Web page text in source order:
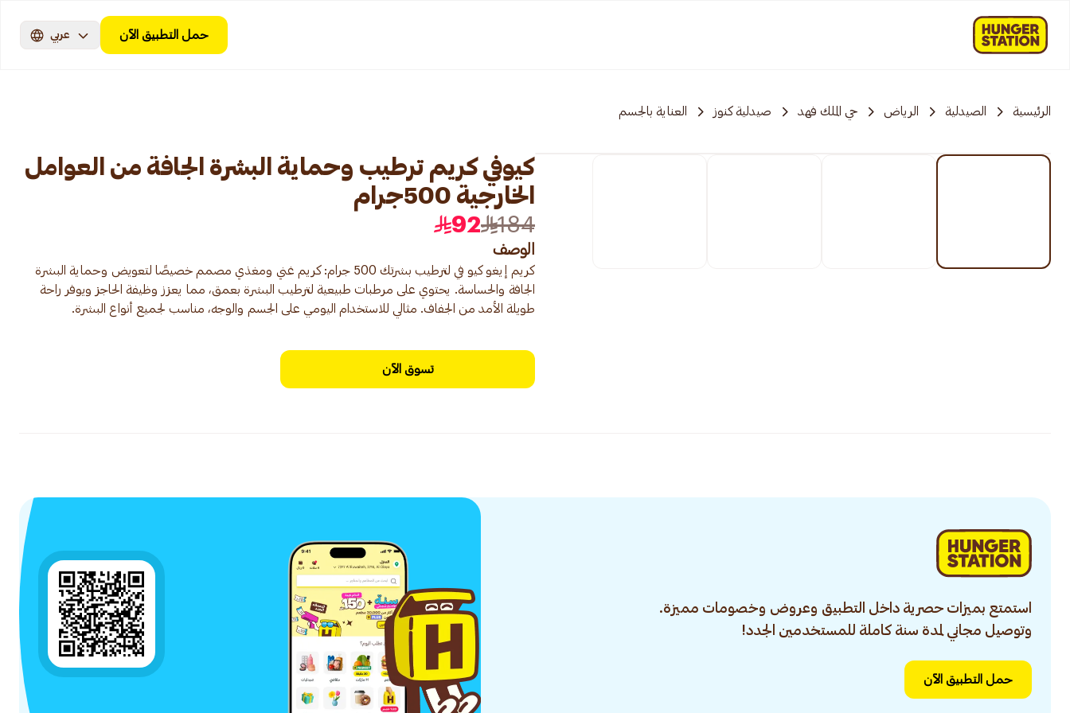
حمل التطبيق الآن عربي
الرئيسية الصيدلية الرياض حي الملك فهد صيدلية كنوز العناية بالجسم
كيوفي كريم ترطيب وحماية البشرة الجافة من العوامل
الخارجية 500جرام
184
92
الوصف
كريم إيغو كيو في لترطيب بشرتك 500 جرام: كريم غني ومغذي مصمم خصيصًا لتعويض وحماية البشرة
الجافة والحساسة. يحتوي على مرطبات طبيعية لترطيب البشرة بعمق، مما يعزز وظيفة الحاجز ويوفر راحة
طويلة الأمد من الجفاف. مثالي للاستخدام اليومي على الجسم والوجه، مناسب لجميع أنواع البشرة.
تسوق الآن
استمتع بميزات حصرية داخل التطبيق وعروض وخصومات مميزة.
وتوصيل مجاني لمدة سنة كاملة للمستخدمين الجدد!
حمل التطبيق الآن